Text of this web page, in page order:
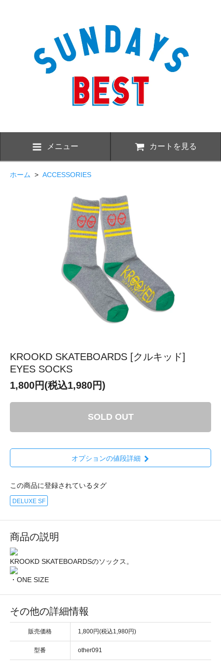
メニュー カートを見る
ホーム > ACCESSORIES
KROOKD SKATEBOARDS [クルキッド]
EYES SOCKS
1,800円(税込1,980円)
SOLD OUT
オプションの値段詳細
この商品に登録されているタグ
DELUXE SF
商品の説明
KROOKD SKATEBOARDSのソックス。
・ONE SIZE
その他の詳細情報
販売価格 1,800円(税込1,980円)
型番 other091